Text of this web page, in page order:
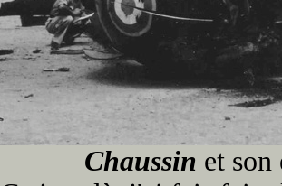
Chaussin et son